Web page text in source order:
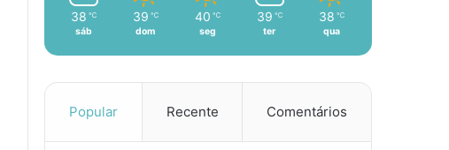
38 ℃
sáb
39 ℃
dom
40 ℃
seg
39 ℃
ter
38 ℃
qua
Popular Recente Comentários